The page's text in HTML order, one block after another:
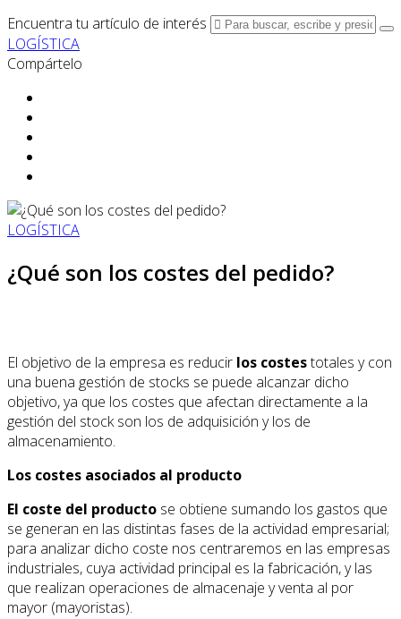
Encuentra tu artículo de interés
LOGÍSTICA
Compártelo
LOGÍSTICA
¿Qué son los costes del pedido?
El objetivo de la empresa es reducir los costestotales y con
una buena gestión de stocks se puede alcanzar dicho
objetivo, ya que los costes que afectan directamente a la
gestión del stock son los de adquisición y los de
almacenamiento.
Los costes asociados al producto
El coste del producto se obtiene sumando los gastos que
se generan en las distintas fases de la actividad empresarial;
para analizar dicho coste nos centraremos en las empresas
industriales, cuya actividad principal es la fabricación, y las
que realizan operaciones de almacenaje y venta al por
mayor (mayoristas).